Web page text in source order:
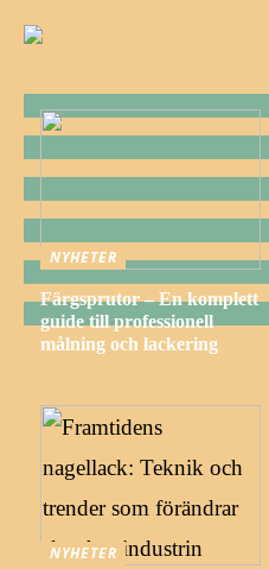
NYHETER
Färgsprutor – En komplett
guide till professionell
målning och lackering
NYHETER